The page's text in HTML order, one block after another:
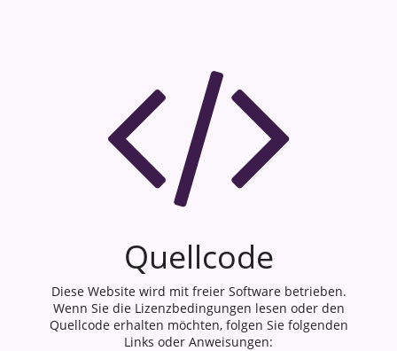
Quellcode
Diese Website wird mit freier Software betrieben.
Wenn Sie die Lizenzbedingungen lesen oder den
Quellcode erhalten möchten, folgen Sie folgenden
Links oder Anweisungen: